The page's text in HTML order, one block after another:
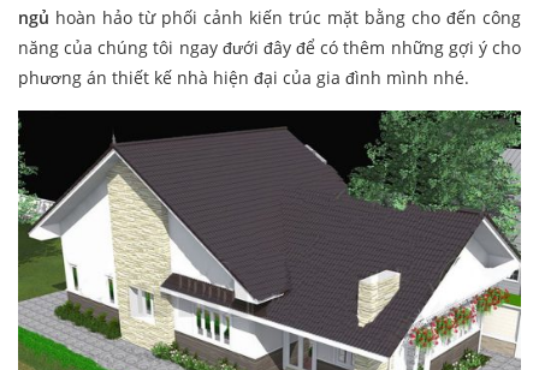
ngủ hoàn hảo từ phối cảnh kiến trúc mặt bằng cho đến công
năng của chúng tôi ngay đưới đây để có thêm những gợi ý cho
phương án thiết kế nhà hiện đại của gia đình mình nhé.